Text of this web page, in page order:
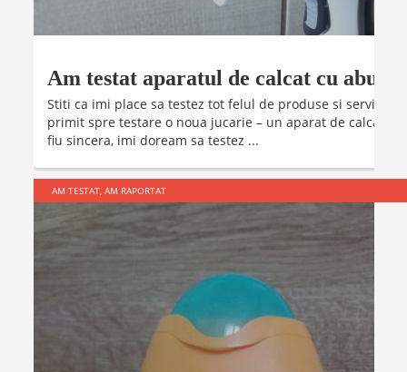
Am testat aparatul de calcat cu abur
Stiti ca imi place sa testez tot felul de produse si servicii,
primit spre testare o noua jucarie – un aparat de calcat cu
fiu sincera, imi doream sa testez ...
AM TESTAT, AM RAPORTAT